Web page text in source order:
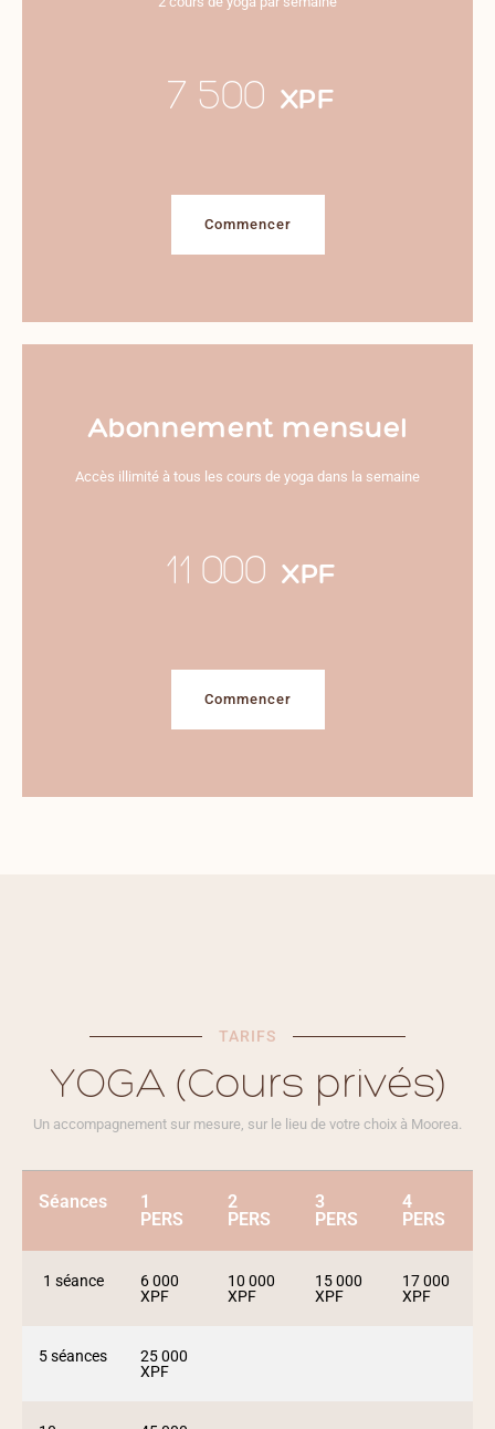
7 500 XPF
Commencer
Abonnement mensuel
Accès illimité à tous les cours de yoga dans la semaine
11 000 XPF
Commencer
TARIFS
YOGA (Cours privés)
Un accompagnement sur mesure, sur le lieu de votre choix à Moorea.
Séances
1
PERS
2
PERS
3
PERS
4
PERS
1 séance
6 000
XPF
10 000
XPF
15 000
XPF
17 000
XPF
5 séances
25 000
XPF